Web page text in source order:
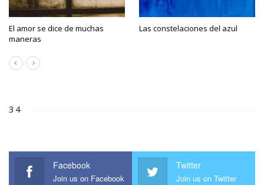
El amor se dice de muchas
maneras
Las constelaciones del azul
34
Facebook
Join us on Facebook
Twitter
Join us on Twitter